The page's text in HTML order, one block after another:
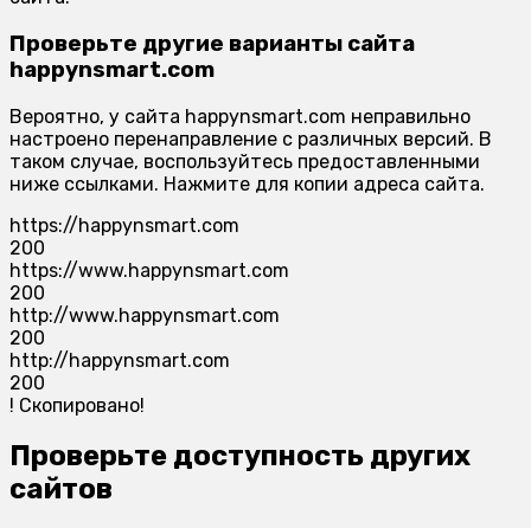
Проверьте другие варианты сайта
happynsmart.com
Вероятно, у сайта happynsmart.com неправильно
настроено перенаправление с различных версий. В
таком случае, воспользуйтесь предоставленными
ниже ссылками. Нажмите для копии адреса сайта.
https://happynsmart.com
200
https://www.happynsmart.com
200
http://www.happynsmart.com
200
http://happynsmart.com
200
! Скопировано!
Проверьте доступность других
сайтов